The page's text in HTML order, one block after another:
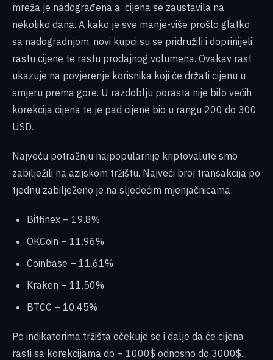
mreža je nadograđena a cijena se zaustavila na
nekoliko dana. A kako je sve manje-više prošlo glatko
sa nadogradnjom, novi kupci su se pridružili i doprinijeli
rastu cijene te rastu prodajnog volumena. Ovakav rast
ukazuje na povjerenje korisnika koji će držati cijenu u
smjeru prema gore. U razdoblju porasta nije bilo većih
korekcija cijena te je pad cijene bio u rangu 200 do 300
USD.
Najveću potražnju najpopularnije kriptovalute smo
zabilježili na azijskom tržištu. Najveći broj transakcija po
tjednu zabilježeno je na sljedećim mjenjačnicama:
Bitfinex – 19.8%
OKCoin – 11.96%
Coinbase – 11.61%
Kraken – 11.50%
BTCC – 10.45%
Po indikatorima tržišta očekuje se i dalje da će cijena
rasti sa korekcijama do – 1000$ odnosno do 3000$.